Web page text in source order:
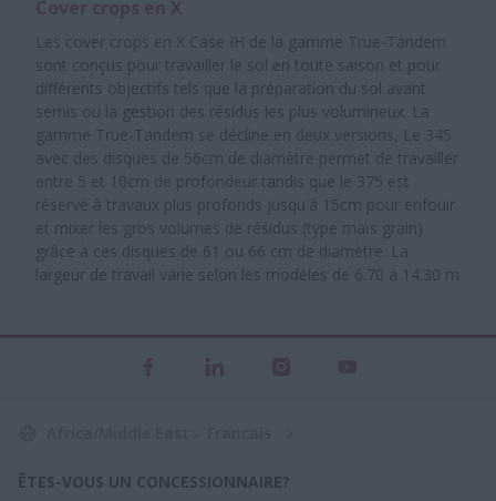
Les cover crops en X Case IH de la gamme True-Tandem
sont conçus pour travailler le sol en toute saison et pour
différents objectifs tels que la préparation du sol avant
semis ou la gestion des résidus les plus volumineux. La
gamme True-Tandem se décline en deux versions, Le 345
avec des disques de 56cm de diamètre permet de travailler
entre 5 et 10cm de profondeur tandis que le 375 est
réservé à travaux plus profonds jusqu'à 15cm pour enfouir
et mixer les gros volumes de résidus (type maïs grain)
grâce à ces disques de 61 ou 66 cm de diamètre. La
largeur de travail varie selon les modèles de 6.70 à 14.30 m
ÊTES-VOUS UN CONCESSIONNAIRE?